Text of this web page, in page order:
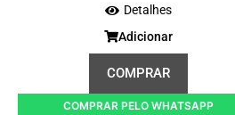
Detalhes
Adicionar
COMPRAR
COMPRAR PELO WHATSAPP